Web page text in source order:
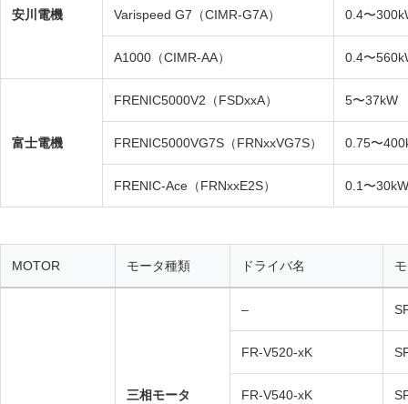
安川電機 Varispeed G7（CIMR-G7A） 0.4〜
A1000（CIMR-AA） 0.4〜
富士電機
FRENIC5000V2（FSDxxA） 5〜37kW
FRENIC5000VG7S（FRNxxVG7S） 0.75〜
FRENIC-Ace（FRNxxE2S） 0.1〜30kW
MOTOR モータ種類 ドライバ名
三相モータ
–
FR-V520-xK
FR-V540-xK